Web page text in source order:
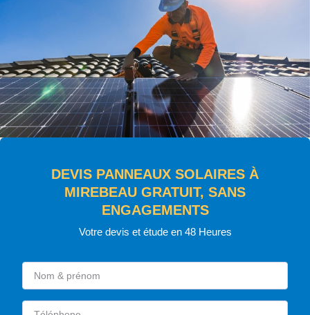
DEVIS PANNEAUX SOLAIRES À
MIREBEAU GRATUIT, SANS
ENGAGEMENTS
Votre devis et étude en 48 Heures